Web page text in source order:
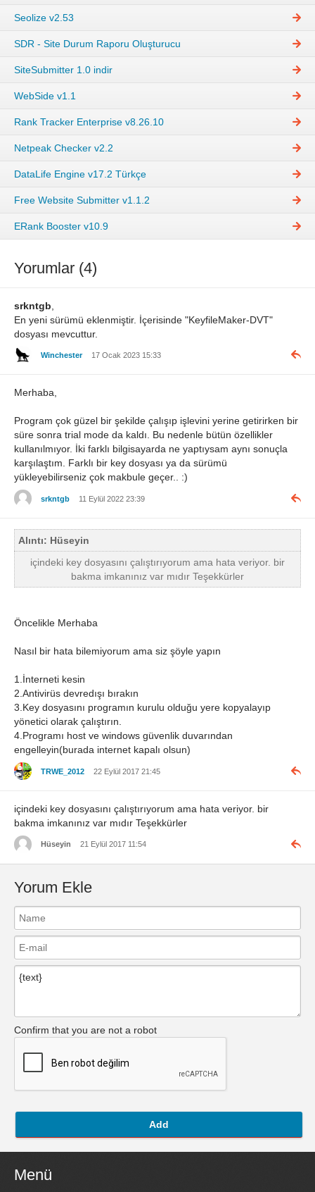
Seolize v2.53
SDR - Site Durum Raporu Oluşturucu
SiteSubmitter 1.0 indir
WebSide v1.1
Rank Tracker Enterprise v8.26.10
Netpeak Checker v2.2
DataLife Engine v17.2 Türkçe
Free Website Submitter v1.1.2
ERank Booster v10.9
Yorumlar (4)
srkntgb
En yeni sürümü eklenmiştir. İçerisinde "KeyfileMaker-DVT"
dosyası mevcuttur.
Winchester 17 Ocak 2023 15:33
Merhaba,
Program çok güzel bir şekilde çalışıp işlevini yerine getirirken bir
süre sonra trial mode da kaldı. Bu nedenle bütün özellikler
kullanılmıyor. İki farklı bilgisayarda ne yaptıysam aynı sonuçla
karşılaştım. Farklı bir key dosyası ya da sürümü
yükleyebilirseniz çok makbule geçer.. :)
srkntgb 11 Eylül 2022 23:39
Alıntı: Hüseyin
içindeki key dosyasını çalıştırıyorum ama hata veriyor. bir
bakma imkanınız var mıdır Teşekkürler
Öncelikle Merhaba
Nasıl bir hata bilemiyorum ama siz şöyle yapın
1.İnterneti kesin
2.Antivirüs devredışı bırakın
3.Key dosyasını programın kurulu olduğu yere kopyalayıp
yönetici olarak çalıştırın.
4.Programı host ve windows güvenlik duvarından
engelleyin(burada internet kapalı olsun)
TRWE_2012 22 Eylül 2017 21:45
içindeki key dosyasını çalıştırıyorum ama hata veriyor. bir
bakma imkanınız var mıdır Teşekkürler
Hüseyin 21 Eylül 2017 11:54
Yorum Ekle
Confirm that you are not a robot
Add
Menü